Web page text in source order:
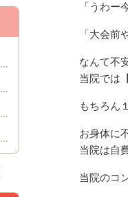
「うわー
「大会前
なんて不
当院では
もちろん
お身体に
当院は自
当院のコ